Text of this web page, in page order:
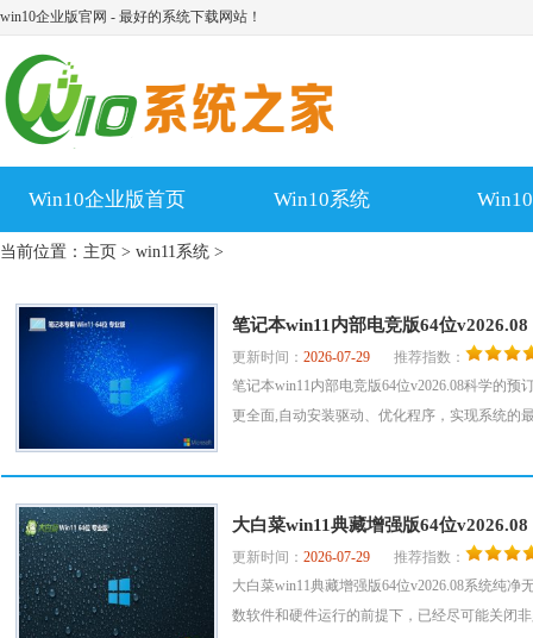
win10企业版官网 - 最好的系统下载网站！
Win10企业版首页 Win10系统
当前位置： 主页 > win11系统 >
笔记本win11内部电竞版64位v2026.08
更新时间： 2026-07-29
推荐指数：
笔记本win11内部电竞版64位v2026.08科学的
更全面,自动安装驱动、优化程序，实现系统的
大白菜win11典藏增强版64位v2026.08
更新时间： 2026-07-29
推荐指数：
大白菜win11典藏增强版64位v2026.08系统纯
数软件和硬件运行的前提下，已经尽可能关闭